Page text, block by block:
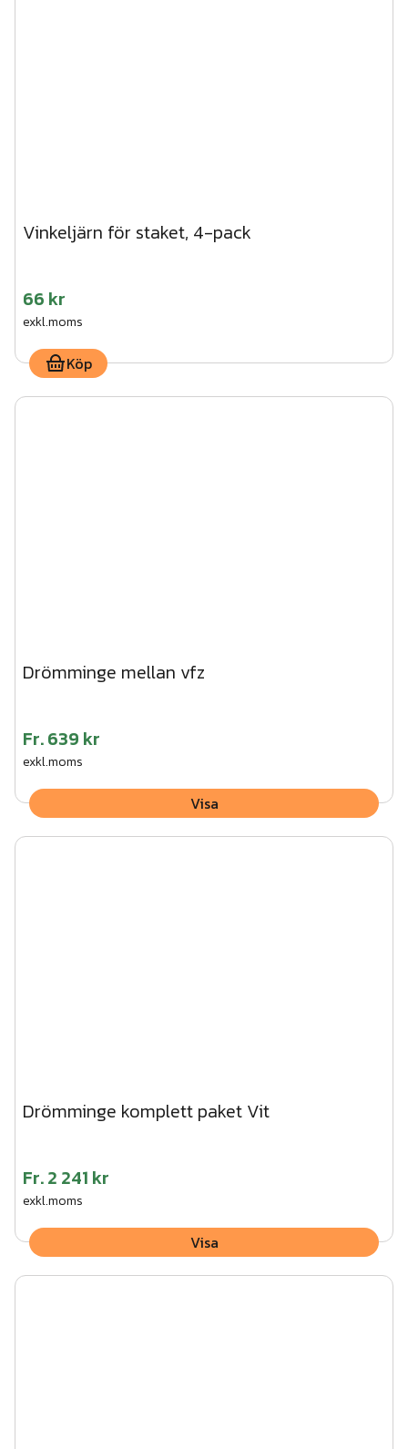
Vinkeljärn för staket, 4-pack
66 kr
exkl.moms
Köp
Drömminge mellan vfz
Fr.639 kr
exkl.moms
Visa
Drömminge komplett paket Vit
Fr.2 241 kr
exkl.moms
Visa